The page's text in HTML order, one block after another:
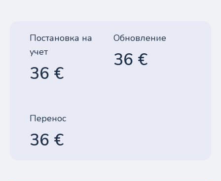
Постановка на
учет
36 €
Обновление
36 €
Перенос
36 €